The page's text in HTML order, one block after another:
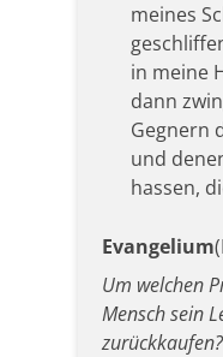
meines
in meine
dann
Gegnern
und
hassen,
Evangelium
Um welchen
Mensch sein
zurückkaufen?